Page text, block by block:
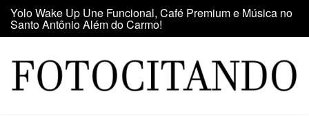
Skip
content
Maior clube de vinil da América Latina participa da Feira
do Vinil no Shopping Center Lapa